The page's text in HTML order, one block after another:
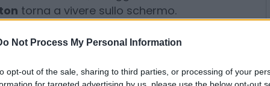
Not Process My Personal Information
opt-out of the sale, sharing to third parties, or processing of your
for targeted advertising by us, please use the below opt-out
vittorie iridate, la leggenda
a Monza“Benetton Formula”